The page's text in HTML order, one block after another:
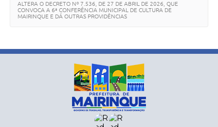
ALTERA O DECRETO Nº 7.536, DE 27 DE ABRIL DE 2026, QUE
CONVOCA A 6ª CONFERÊNCIA MUNICIPAL DE CULTURA DE
MAIRINQUE E DÁ OUTRAS PROVIDÊNCIAS